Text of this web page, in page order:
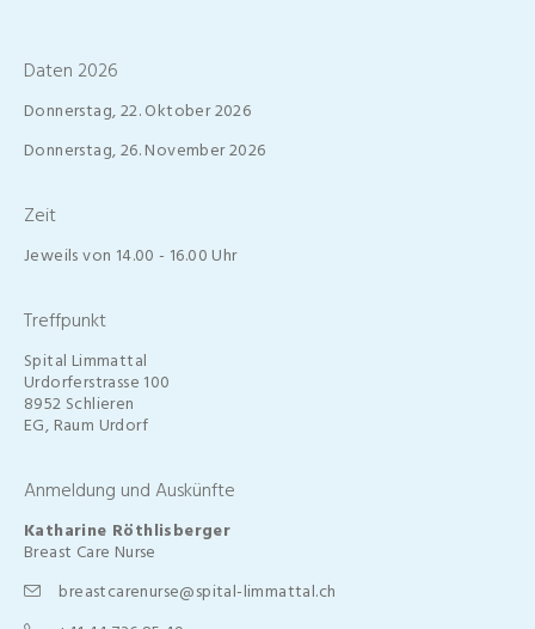
Daten 2026
Donnerstag, 22. Oktober 2026
Donnerstag, 26. November 2026
Zeit
Jeweils von 14.00 - 16.00 Uhr
Treffpunkt
Spital Limmattal
Urdorferstrasse 100
8952 Schlieren
EG, Raum Urdorf
Anmeldung und Auskünfte
Katharine Röthlisberger
Breast Care Nurse
breastcarenurse@spital-limmattal.ch